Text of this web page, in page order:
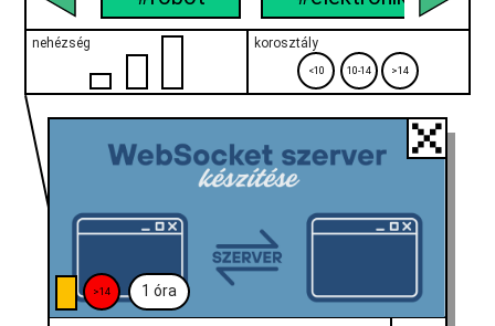
nehézség korosztály
<10 10-14 >14
>14 1 óra